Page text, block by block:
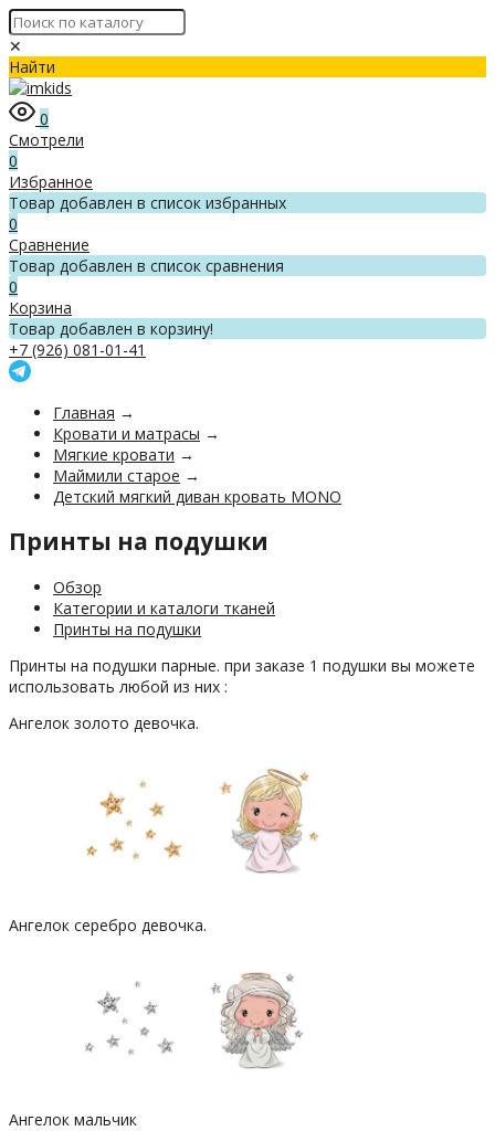
✕
Найти
0
Смотрели
0
Избранное
Товар добавлен в список избранных
0
Сравнение
Товар добавлен в список сравнения
0
Корзина
Товар добавлен в корзину!
+7 (926) 081-01-41
Главная →
Кровати и матрасы →
Мягкие кровати →
Маймили старое →
Детский мягкий диван кровать MONO
Принты на подушки
Обзор
Категории и каталоги тканей
Принты на подушки
Принты на подушки парные. при заказе 1 подушки вы можете
использовать любой из них :
Ангелок золото девочка.
Ангелок серебро девочка.
Ангелок мальчик